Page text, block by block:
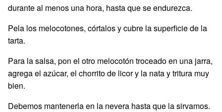
durante al menos una hora, hasta que se endurezca.
Pela los melocotones, córtalos y cubre la superficie de la
tarta.
Para la salsa, pon el otro melocotón troceado en una jarra,
agrega el azúcar, el chorrito de licor y la nata y tritura muy
bien.
Debemos mantenerla en la nevera hasta que la sirvamos.